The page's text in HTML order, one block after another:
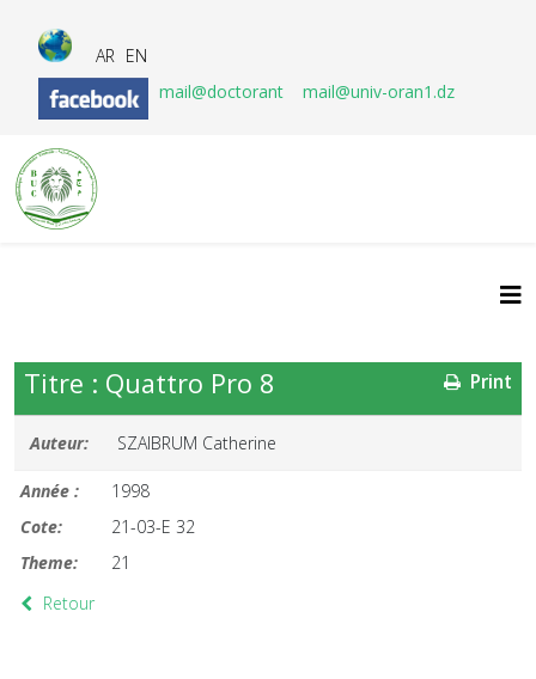
AR EN
mail@doctorant
mail@univ-oran1.dz
Print
Titre : Quattro Pro 8
Auteur: SZAIBRUM Catherine
Année :
1998
Cote:
21-03-E 32
Theme:
21
Retour